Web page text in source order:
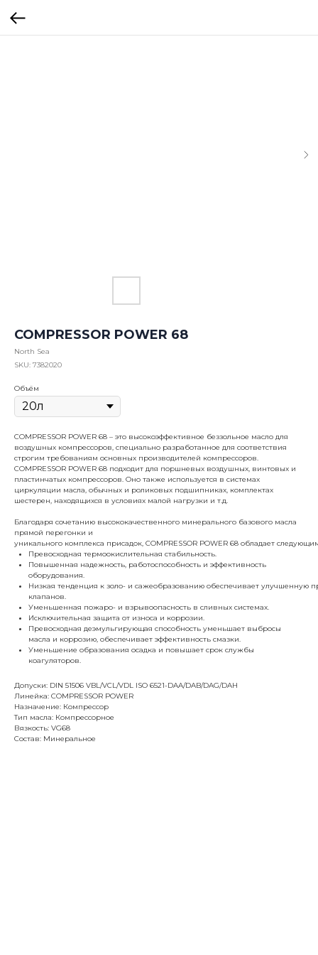
COMPRESSOR POWER 68
North Sea
SKU: 7382020
Объём
COMPRESSOR POWER 68 – это высокоэффективное беззольное масло для
воздушных компрессоров, специально разработанное для соответствия
строгим требованиям основных производителей компрессоров.
COMPRESSOR POWER 68 подходит для поршневых воздушных, винтовых и
пластинчатых компрессоров. Оно также используется в системах
циркуляции масла, обычных и роликовых подшипниках, комплектах
шестерен, находящихся в условиях малой нагрузки и т.д.
Благодаря сочетанию высококачественного минерального базового масла
прямой перегонки и
уникального комплекса присадок, COMPRESSOR POWER 68 обладает
Превосходная термоокислительная стабильность.
Повышенная надежность, работоспособность и эффективность
оборудования.
Низкая тенденция к золо- и сажеобразованию обеспечивает улучшенную
клапанов.
Уменьшенная пожаро- и взрывоопасность в сливных системах.
Исключительная защита от износа и коррозии.
Превосходная деэмульгирующая способность уменьшает выбросы
масла и коррозию, обеспечивает эффективность смазки.
Уменьшение образования осадка и повышает срок службы
коагуляторов.
Допуски: DIN 51506 VBL/VCL/VDL ISO 6521-DAA/DAB/DAG/DAH
Линейка: COMPRESSOR POWER
Назначение: Компрессор
Тип масла: Компрессорное
Вязкость: VG68
Состав: Минеральное